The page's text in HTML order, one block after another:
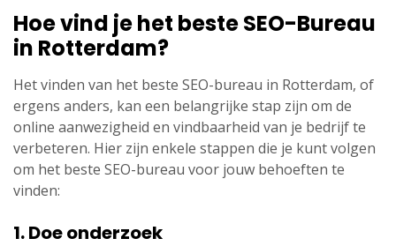
Hoe vind je het beste SEO-Bureau
in Rotterdam?
Het vinden van het beste SEO-bureau in Rotterdam, of
ergens anders, kan een belangrijke stap zijn om de
online aanwezigheid en vindbaarheid van je bedrijf te
verbeteren. Hier zijn enkele stappen die je kunt volgen
om het beste SEO-bureau voor jouw behoeften te
vinden:
1. Doe onderzoek